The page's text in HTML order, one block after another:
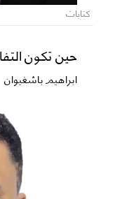
كتابات
حين تكون
ابراهيم باشغيوان